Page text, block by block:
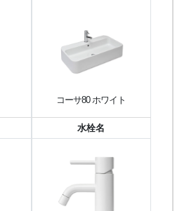
コーサ80 ホワイト
水栓名